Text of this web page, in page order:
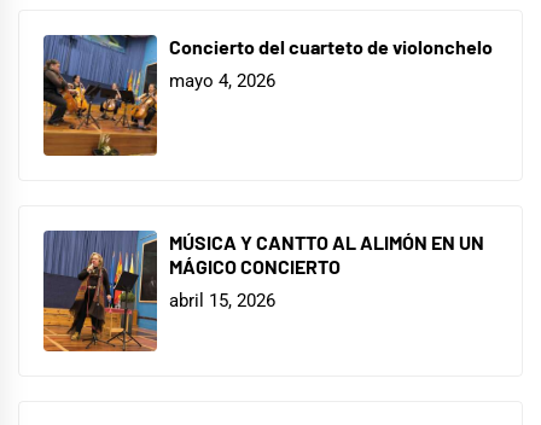
Concierto del cuarteto de violonchelo
mayo 4, 2026
MÚSICA Y CANTTO AL ALIMÓN EN UN
MÁGICO CONCIERTO
abril 15, 2026